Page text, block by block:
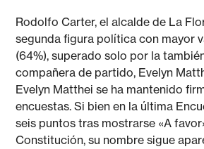
Rodolfo Carter, el alcalde de La
segunda figura política con mayor
(64%), superado solo por la
compañera de partido, Evelyn
Evelyn Matthei se ha mantenido
encuestas. Si bien en la última
seis puntos tras mostrarse «A
Constitución, su nombre sigue